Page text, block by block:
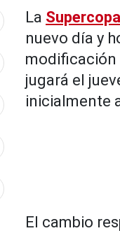
La
nuevo día y
modificación
jugará el
inicialmente
El cambio